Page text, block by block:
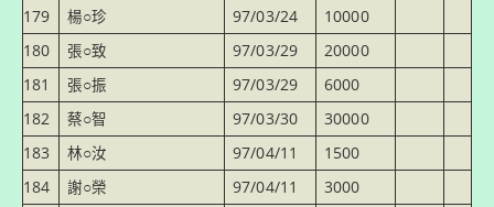
179
楊○珍 97/03/24
10000
180
張○致 97/03/29
20000
181
張○振 97/03/29
6000
182
蔡○智 97/03/30
30000
183
林○汝 97/04/11
1500
184
謝○榮 97/04/11
3000